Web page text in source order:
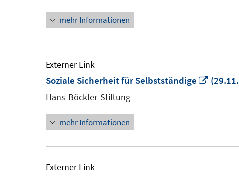
mehr Informationen
Externer Link
Soziale Sicherheit für Selbstständige
In
Hans-Böckler-Stiftung
mehr Informationen
Externer Link